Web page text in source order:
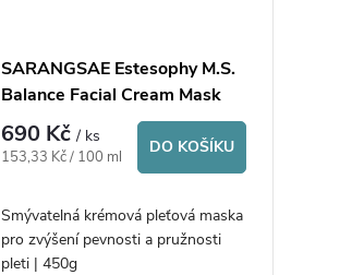
SARANGSAE Estesophy M.S.
Balance Facial Cream Mask
690 Kč/ ks
Měrná
153,33 Kč / 100 ml
DO KOŠÍKU
Smývatelná krémová pleťová maska
pro zvýšení pevnosti a pružnosti
pleti | 450g